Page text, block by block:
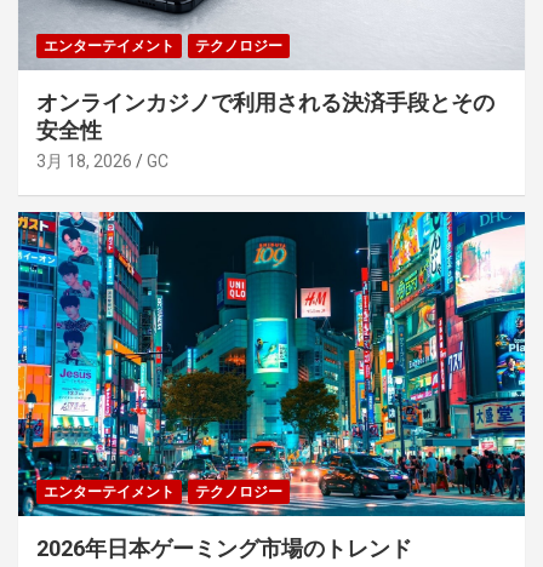
エンターテイメント テクノロジー
オンラインカジノで利用される決済手段とその
安全性
3月 18, 2026 GC
エンターテイメント テクノロジー
2026年日本ゲーミング市場のトレンド